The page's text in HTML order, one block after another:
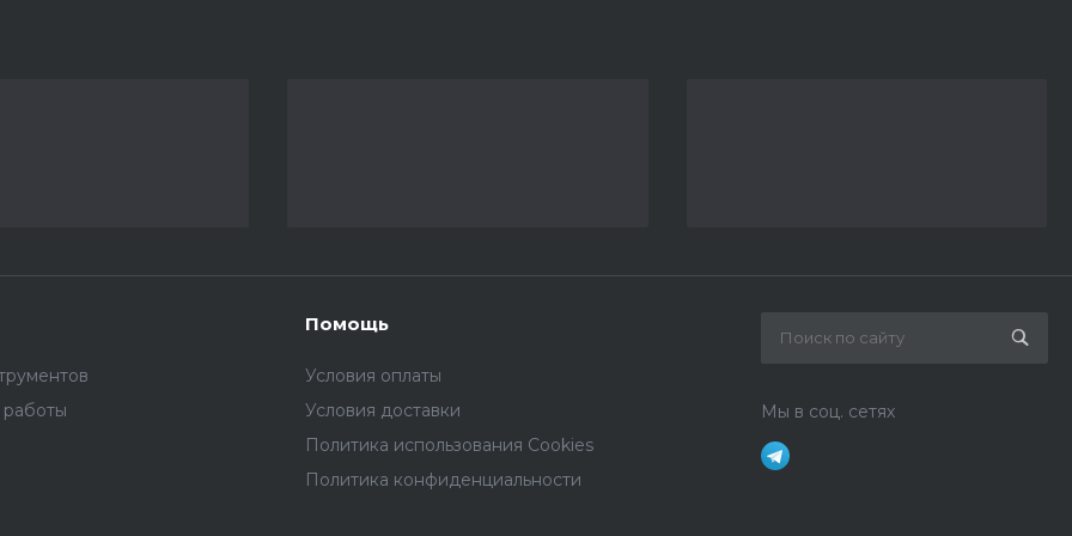
Помощь
Условия оплаты
Условия доставки
Политика использования Cookies
Политика конфиденциальности
Мы в соц. сетях